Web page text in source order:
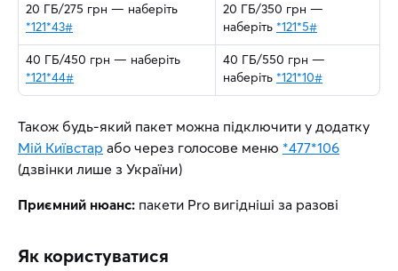
20 ГБ/275 грн — наберіть
*121*43#
20 ГБ/350 грн —
наберіть *121*5#
40 ГБ/450 грн — наберіть
*121*44#
40 ГБ/550 грн —
наберіть *121*10#
Також будь-який пакет можна підключити у додатку
Мій Київстар або через голосове меню *477*106
(дзвінки лише з України)
Приємний нюанс: пакети Pro вигідніші за разові
Як користуватися